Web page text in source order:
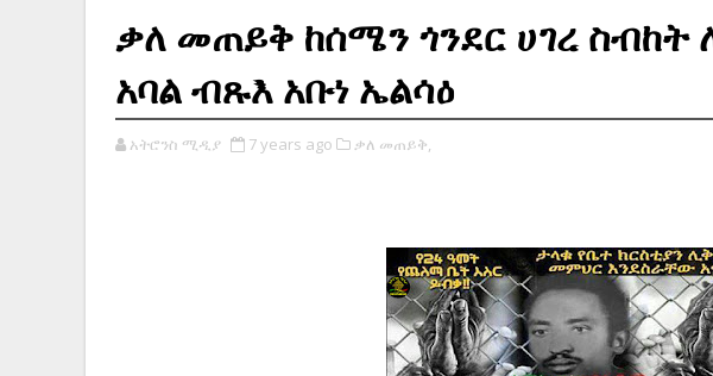
ቃለ መጠይቅ ከሰሜን ጎንደር ሀገረ ስብከት
አባል ብጹእ አቡነ ኤልሳዕ
አትሮንስ ሚዲያ 7 years ago ቃለ መጠይቅ,